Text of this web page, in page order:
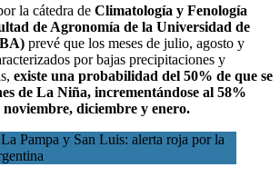
la cátedra de Climatología y Fenología
de Agronomía de la Universidad de
) prevé que los meses de julio, agosto y
por bajas precipitaciones y
existe una probabilidad del 50% de que se
de La Niña, incrementándose al 58%
diciembre y enero.
Pampa y San Luis: alerta roja por la